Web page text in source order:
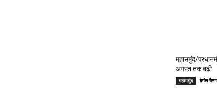
महासमुंद/
अगस्त तक बढ़ी
महासमुंद हेमंत